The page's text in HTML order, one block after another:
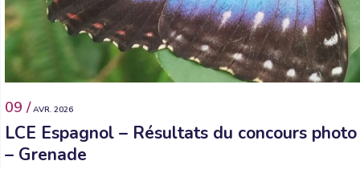
09 / AVR. 2026
LCE Espagnol – Résultats du concours photo
– Grenade